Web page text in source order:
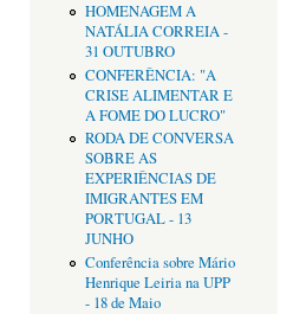
HOMENAGEM A
NATÁLIA CORREIA -
31 OUTUBRO
CONFERÊNCIA: "A
CRISE ALIMENTAR E
A FOME DO LUCRO"
RODA DE CONVERSA
SOBRE AS
EXPERIÊNCIAS DE
IMIGRANTES EM
PORTUGAL - 13
JUNHO
Conferência sobre Mário
Henrique Leiria na UPP
- 18 de Maio